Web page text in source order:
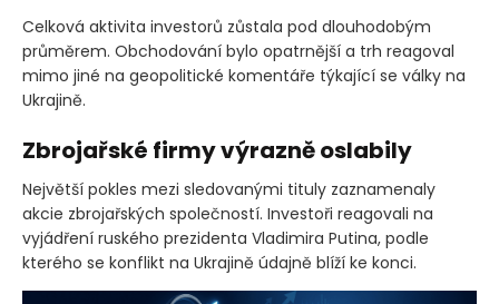
Celková aktivita investorů zůstala pod dlouhodobým
průměrem. Obchodování bylo opatrnější a trh reagoval
mimo jiné na geopolitické komentáře týkající se války na
Ukrajině.
Zbrojařské firmy výrazně oslabily
Největší pokles mezi sledovanými tituly zaznamenaly
akcie zbrojařských společností. Investoři reagovali na
vyjádření ruského prezidenta Vladimira Putina, podle
kterého se konflikt na Ukrajině údajně blíží ke konci.